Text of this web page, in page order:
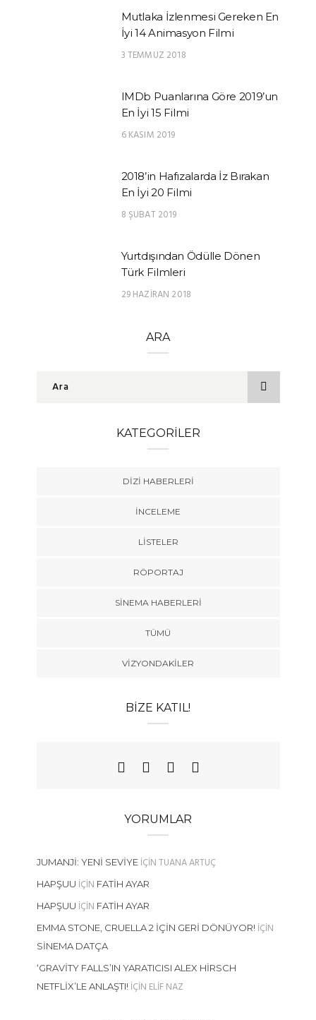
Mutlaka İzlenmesi Gereken En
İyi 14 Animasyon Filmi
3 TEMMUZ 2018
IMDb Puanlarına Göre 2019’un
En İyi 15 Filmi
6 KASIM 2019
2018’in Hafızalarda İz Bırakan
En İyi 20 Filmi
8 ŞUBAT 2019
Yurtdışından Ödülle Dönen
Türk Filmleri
29 HAZIRAN 2018
ARA
KATEGORILER
DIZI HABERLERI
İNCELEME
LISTELER
RÖPORTAJ
SINEMA HABERLERI
TÜMÜ
VIZYONDAKILER
BIZE KATIL!
YORUMLAR
JUMANJI: YENI SEVIYEIÇINTUANA ARTUÇ
HAPŞUU IÇIN FATIH AYAR
HAPŞUU IÇIN FATIH AYAR
EMMA STONE, CRUELLA 2 İÇIN GERI DÖNÜYOR!IÇIN
SINEMA DATÇA
‘GRAVITY FALLS’IN YARATICISI ALEX HIRSCH
NETFLIX’LE ANLAŞTI!IÇIN ELIF NAZ